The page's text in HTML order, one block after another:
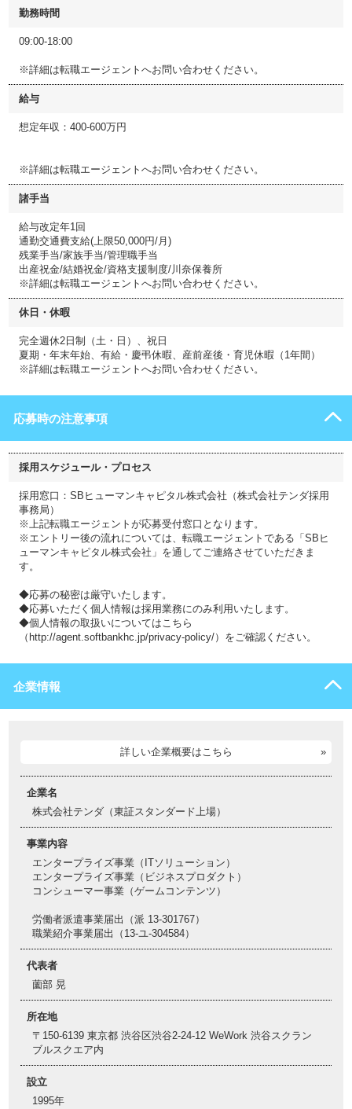
勤務時間
09:00-18:00
※詳細は転職エージェントへお問い合わせください。
給与
想定年収：400-600万円
※詳細は転職エージェントへお問い合わせください。
諸手当
給与改定年1回
通勤交通費支給(上限50,000円/月)
残業手当/家族手当/管理職手当
出産祝金/結婚祝金/資格支援制度/川奈保養所
※詳細は転職エージェントへお問い合わせください。
休日・休暇
完全週休2日制（土・日）、祝日
夏期・年末年始、有給・慶弔休暇、産前産後・育児休暇（1年間）
※詳細は転職エージェントへお問い合わせください。
応募時の注意事項
採用スケジュール・プロセス
採用窓口：SBヒューマンキャピタル株式会社（株式会社テンダ採用
事務局）
※上記転職エージェントが応募受付窓口となります。
※エントリー後の流れについては、転職エージェントである「SBヒ
ューマンキャピタル株式会社」を通してご連絡させていただきま
す。
◆応募の秘密は厳守いたします。
◆応募いただく個人情報は採用業務にのみ利用いたします。
◆個人情報の取扱いについてはこちら
（http://agent.softbankhc.jp/privacy-policy/）をご確認ください。
企業情報
詳しい企業概要はこちら
企業名
株式会社テンダ（東証スタンダード上場）
事業内容
エンタープライズ事業（ITソリューション）
エンタープライズ事業（ビジネスプロダクト）
コンシューマー事業（ゲームコンテンツ）
労働者派遣事業届出（派 13-301767）
職業紹介事業届出（13-ユ-304584）
代表者
薗部 晃
所在地
〒150-6139 東京都 渋谷区渋谷2-24-12 WeWork 渋谷スクラン
ブルスクエア内
設立
1995年